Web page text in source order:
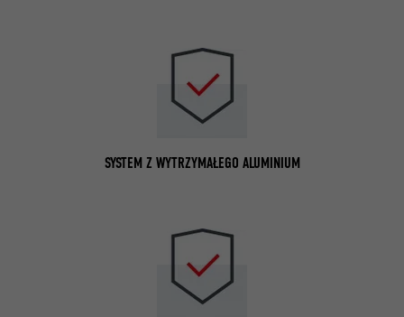
SYSTEM Z WYTRZYMAŁEGO ALUMINIUM